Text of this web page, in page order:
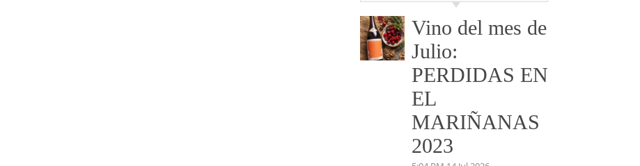
Vino del mes de
Julio:
PERDIDAS EN
EL
MARIÑANAS
2023